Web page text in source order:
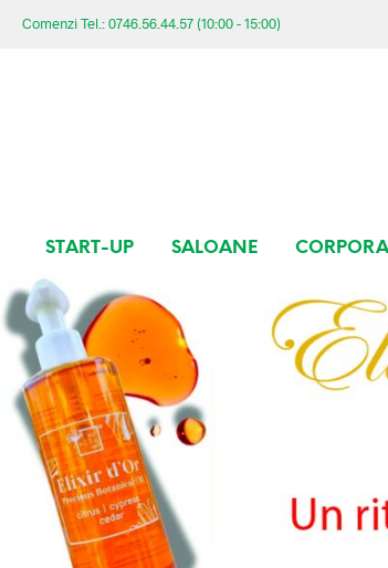
Comenzi Tel.: 0746.56.44.57 (10:00 - 15:00)
START-UP SALOANE